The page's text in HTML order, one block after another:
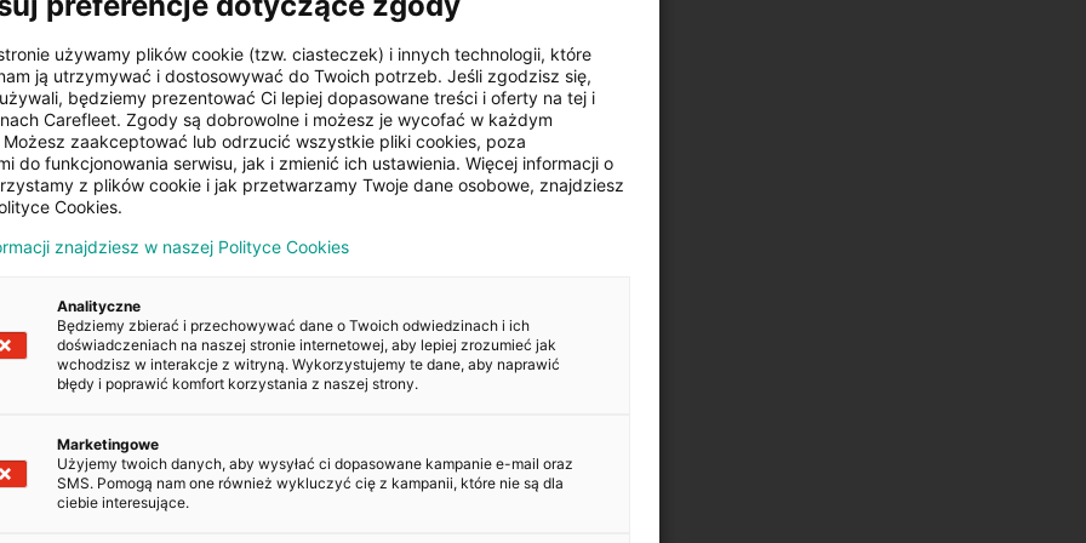
Klimatyzacja manualna
Centralny zamek
Kopiuj
używamy plików cookie (tzw. ciasteczek) i innych technologii, które
ją utrzymywać i dostosowywać do Twoich potrzeb. Jeśli zgodzisz się,
będziemy prezentować Ci lepiej dopasowane treści i oferty na tej i
Carefleet. Zgody są dobrowolne i możesz je wycofać w każdym
Możesz zaakceptować lub odrzucić wszystkie pliki cookies, poza
do funkcjonowania serwisu, jak i zmienić ich ustawienia. Więcej informacji o
z plików cookie i jak przetwarzamy Twoje dane osobowe, znajdziesz
Cookies.
znajdziesz w naszej Polityce Cookies
Analityczne
Będziemy zbierać i przechowywać dane o Twoich odwiedzinach i ich
doświadczeniach na naszej stronie internetowej, aby lepiej zrozumieć jak
wchodzisz w interakcje z witryną. Wykorzystujemy te dane, aby naprawić
błędy i poprawić komfort korzystania z naszej strony.
Marketingowe
Użyjemy twoich danych, aby wysyłać ci dopasowane kampanie e-mail oraz
SMS. Pomogą nam one również wykluczyć cię z kampanii, które nie są dla
ciebie interesujące.